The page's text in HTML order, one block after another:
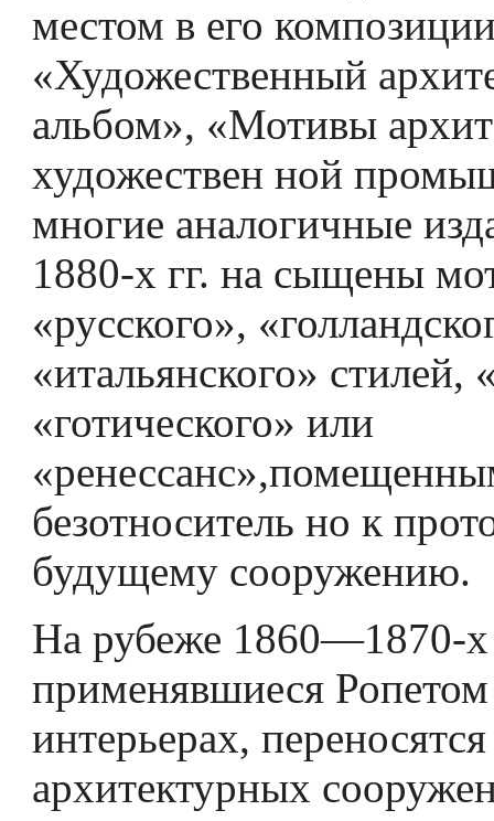
местом в его
«Худо­жественный
альбом», «Мотивы
художествен­ ной
многие аналогичные
1880-х гг. на сыщены
«русского»,
«итальянского» стилей,
«готического» или
безотноситель­ но к
будущему сооружению.
На рубеже 1860—1870-х
применявшиеся Ропетом
интерьерах,
архитектурных